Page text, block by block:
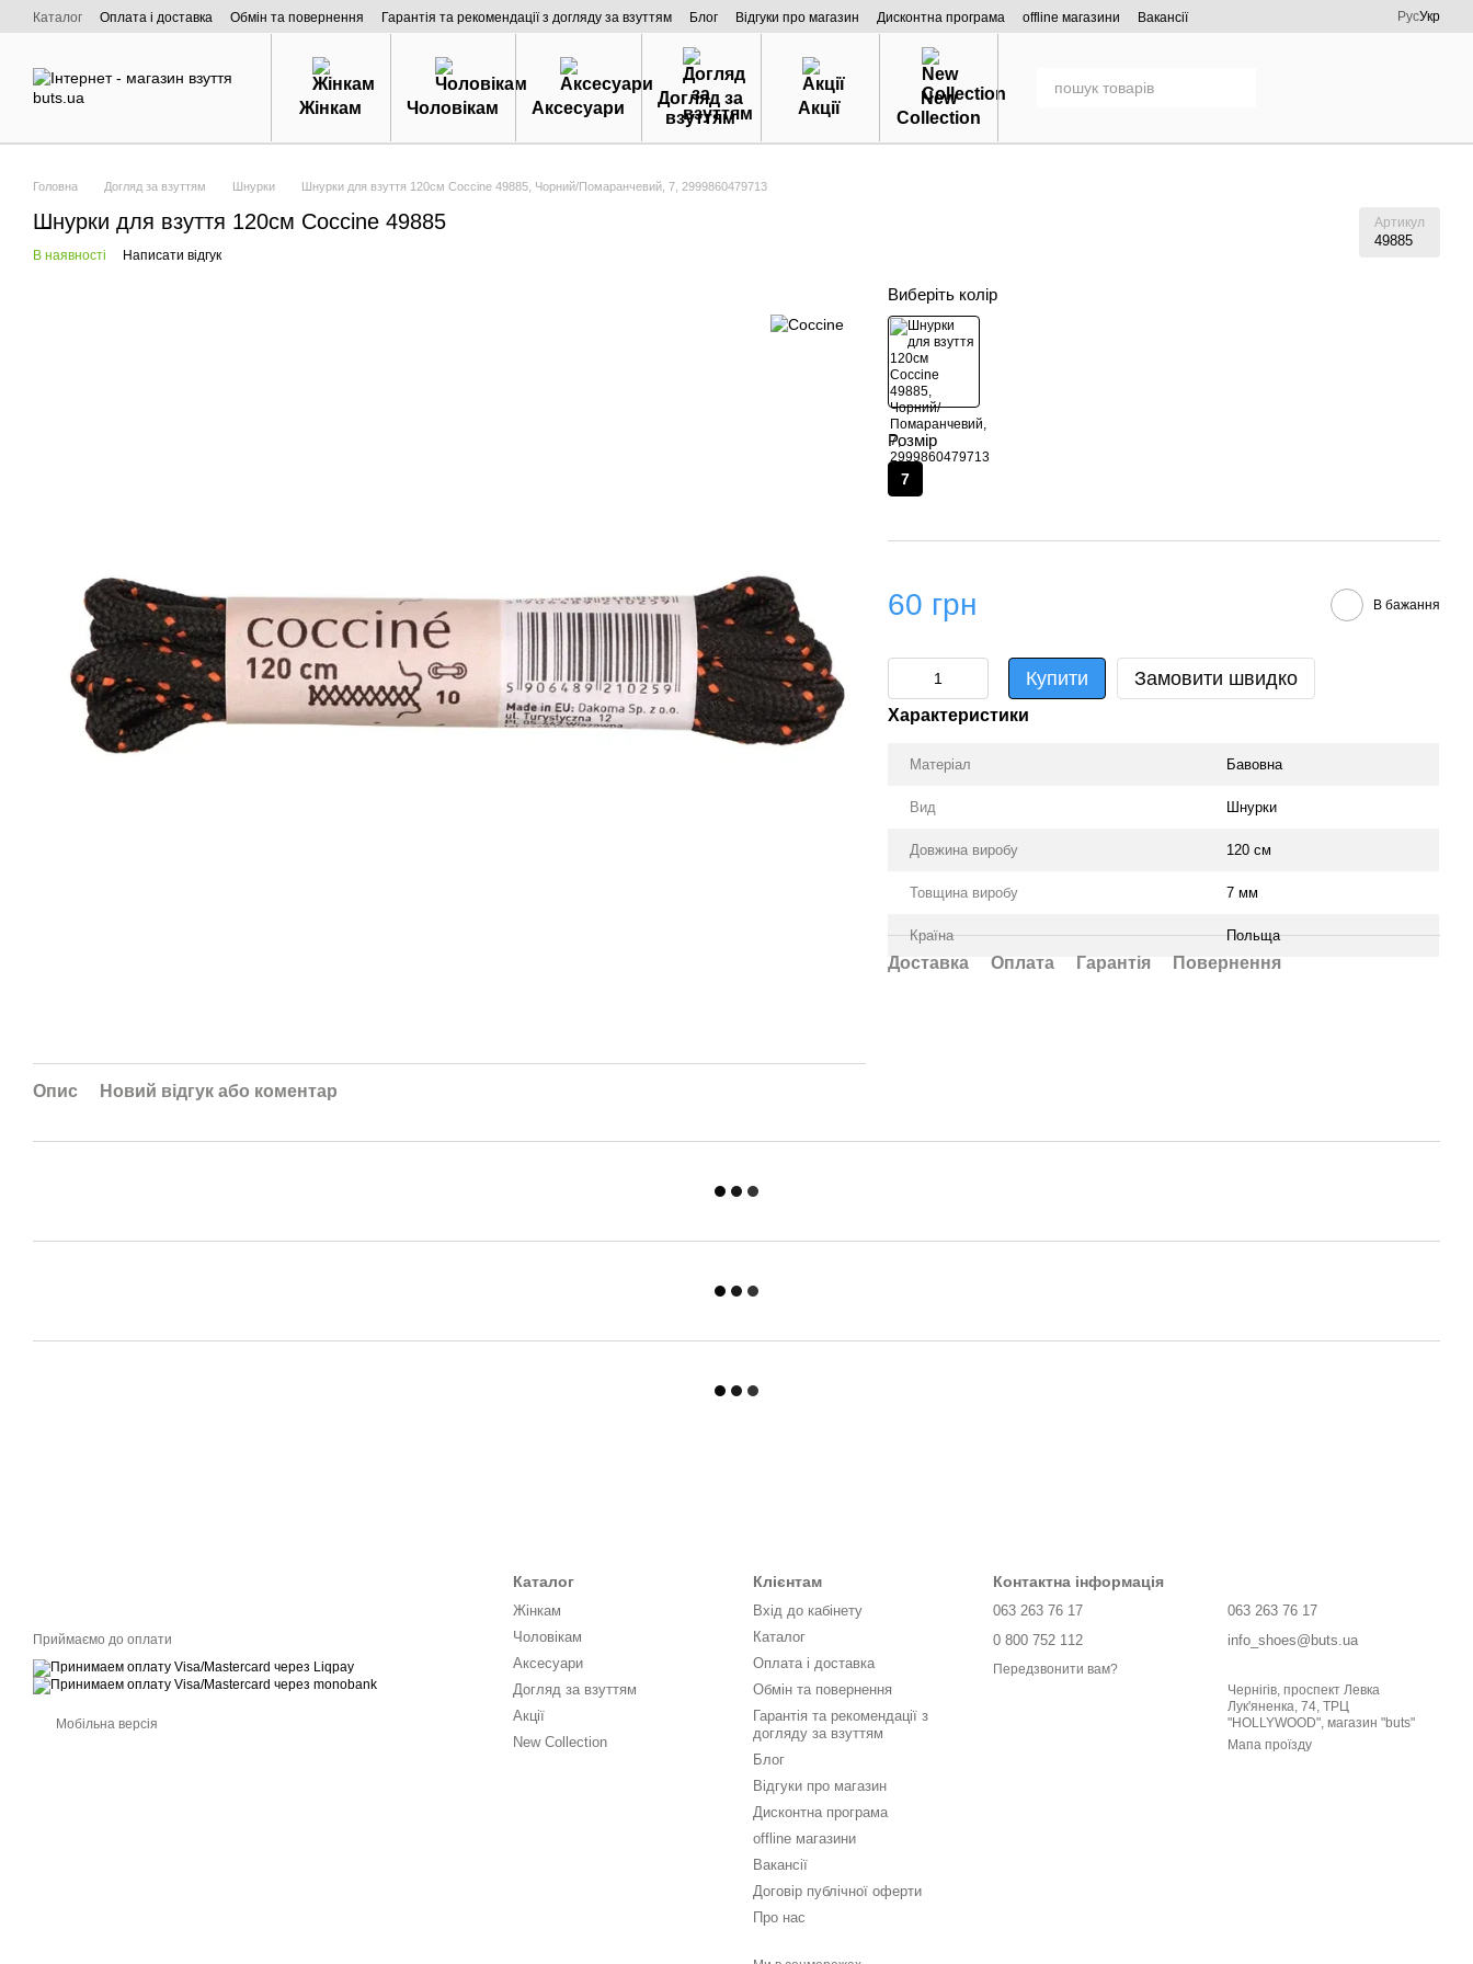
Перейти к основному контенту
Каталог Оплата і доставка Обмін та повернення Гарантія та рекомендації з догляду за взуттям Блог Відгуки про магазин Дисконтна програма offline магазини
Вакансії
Про нас
РусУкр
Жінкам Чоловікам Аксесуари
Догляд за
взуттям
Акції
New
Collection
Головна Догляд за взуттям Шнурки Шнурки для взуття 120см Coccine 49885, Чорний/Помаранчевий, 7, 2999860479713
Шнурки для взуття 120см Coccine 49885 Артикул
49885
В наявності Написати відгук
Опис Новий відгук або коментар
Виберіть колір
Розмір
7
60 грн В бажання
Купити Замовити швидко
Характеристики
Матеріал Бавовна
Вид Шнурки
Довжина виробу 120 см
Товщина виробу 7 мм
Країна Польща
Доставка Оплата Гарантія Повернення
Приймаємо до оплати
Мобільна версія
Каталог
Жінкам
Чоловікам
Аксесуари
Догляд за взуттям
Акції
New Collection
Клієнтам
Вхід до кабінету
Каталог
Оплата і доставка
Обмін та повернення
Гарантія та рекомендації з
догляду за взуттям
Блог
Відгуки про магазин
Дисконтна програма
offline магазини
Вакансії
Договір публічної оферти
Про нас
Контактна інформація
063 263 76 17
0 800 752 112
Передзвонити вам?
063 263 76 17
info_shoes@buts.ua
Чернігів, проспект Левка
Лук'яненка, 74, ТРЦ
"HOLLYWOOD", магазин "buts"
Мапа проїзду